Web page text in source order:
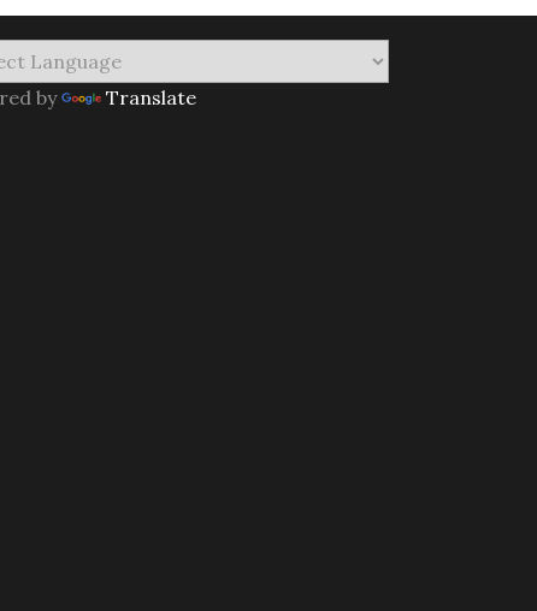
by Translate